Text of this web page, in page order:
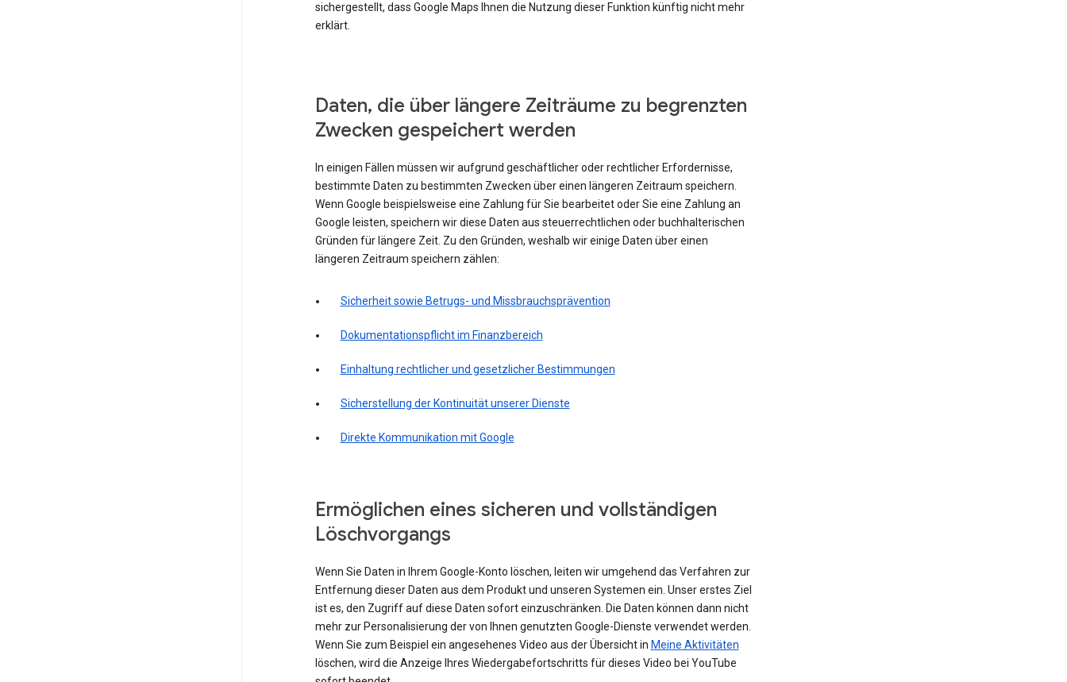
sichergestellt, dass Google Maps Ihnen die Nutzung dieser Funktion künftig nicht mehr
erklärt.
Daten, die über längere Zeiträume zu begrenzten
Zwecken gespeichert werden
In einigen Fällen müssen wir aufgrund geschäftlicher oder rechtlicher Erfordernisse,
bestimmte Daten zu bestimmten Zwecken über einen längeren Zeitraum speichern.
Wenn Google beispielsweise eine Zahlung für Sie bearbeitet oder Sie eine Zahlung an
Google leisten, speichern wir diese Daten aus steuerrechtlichen oder buchhalterischen
Gründen für längere Zeit. Zu den Gründen, weshalb wir einige Daten über einen
längeren Zeitraum speichern zählen:
Sicherheit sowie Betrugs- und Missbrauchsprävention
Dokumentationspflicht im Finanzbereich
Einhaltung rechtlicher und gesetzlicher Bestimmungen
Sicherstellung der Kontinuität unserer Dienste
Direkte Kommunikation mit Google
Ermöglichen eines sicheren und vollständigen
Löschvorgangs
Wenn Sie Daten in Ihrem Google-Konto löschen, leiten wir umgehend das Verfahren zur
Entfernung dieser Daten aus dem Produkt und unseren Systemen ein. Unser erstes Ziel
ist es, den Zugriff auf diese Daten sofort einzuschränken. Die Daten können dann nicht
mehr zur Personalisierung der von Ihnen genutzten Google-Dienste verwendet werden.
Wenn Sie zum Beispiel ein angesehenes Video aus der Übersicht in Meine Aktivitäten
löschen, wird die Anzeige Ihres Wiedergabefortschritts für dieses Video bei YouTube